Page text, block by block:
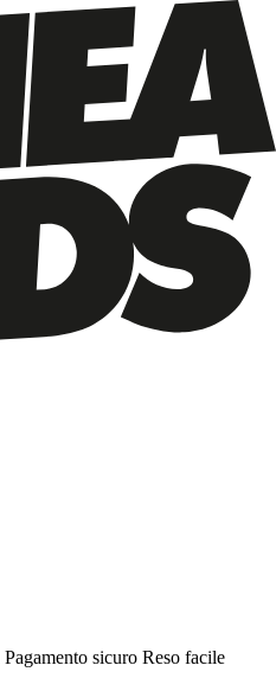
Pagamento sicuro Reso facile